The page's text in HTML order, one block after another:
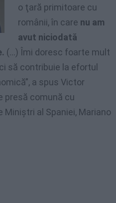
o ţară primitoare cu
românii, în care nu am
avut niciodată
(…) Îmi doresc foarte mult
să contribuie la efortul
a spus Victor
presă comună cu
Miniştri al Spaniei, Mariano